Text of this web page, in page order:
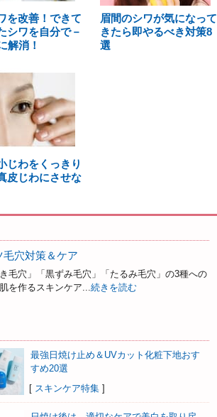
を改善！できて
シワを自分で－
解消！
眉間のシワが気になって
きたら即やるべき対策8
選
じわをくっきり
皮じわにさせな
穴対策＆ケア
毛穴」「黒ずみ毛穴」「たるみ毛穴」の3種への
を作るスキンケア...続きを読む
最強日焼け止め＆UVカット化粧下地おす
すめ20選
[ スキンケア特集 ]